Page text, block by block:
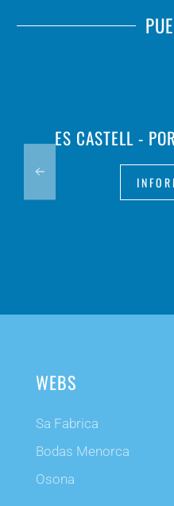
ES CASTELL -
WEBS
Sa Fabrica
Bodas Menorca
Osona